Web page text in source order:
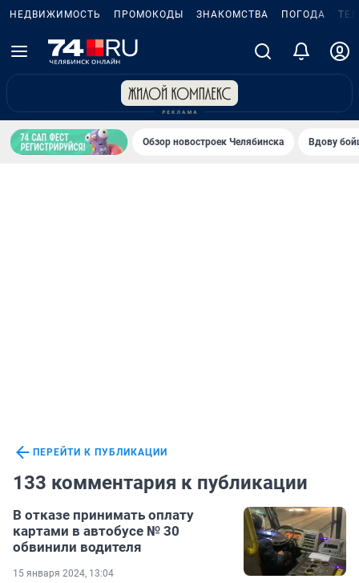
НЕДВИЖИМОСТЬ ПРОМОКОДЫ ЗНАКОМСТВА ПОГОДА
Обзор новостроек Челябинска Вдову
ПЕРЕЙТИ К ПУБЛИКАЦИИ
133 комментария к публикации
В отказе принимать оплату
картами в автобусе № 30
обвинили водителя
15 января 2024, 13:04